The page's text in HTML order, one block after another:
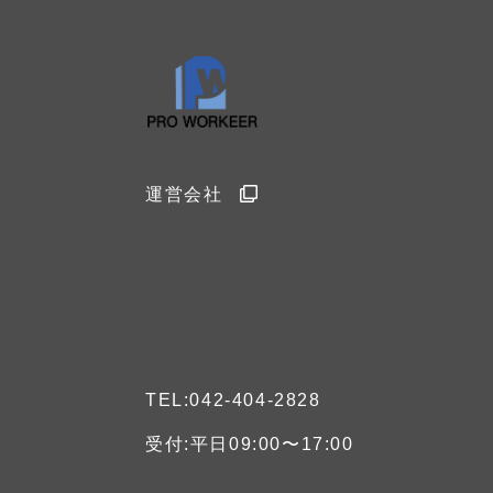
運営会社
TEL:042-404-2828
受付:平日09:00〜17:00